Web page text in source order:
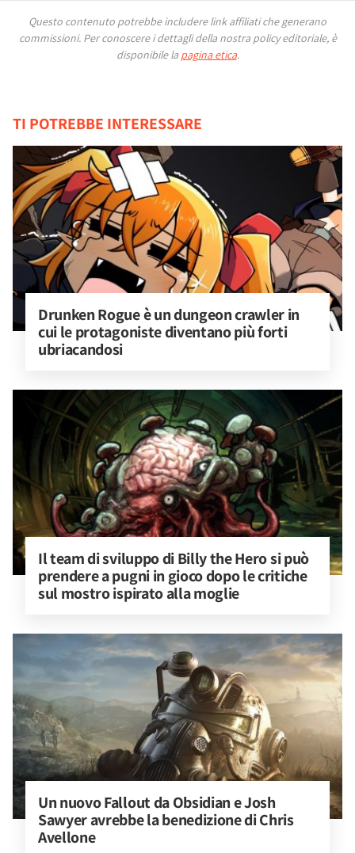
Questo contenuto potrebbe includere link affiliati che generano
commissioni. Per conoscere i dettagli della nostra policy editoriale, è
disponibile la pagina etica.
TI POTREBBE INTERESSARE
Drunken Rogue è un dungeon crawler in
cui le protagoniste diventano più forti
ubriacandosi
Il team di sviluppo di Billy the Hero si può
prendere a pugni in gioco dopo le critiche
sul mostro ispirato alla moglie
Un nuovo Fallout da Obsidian e Josh
Sawyer avrebbe la benedizione di Chris
Avellone